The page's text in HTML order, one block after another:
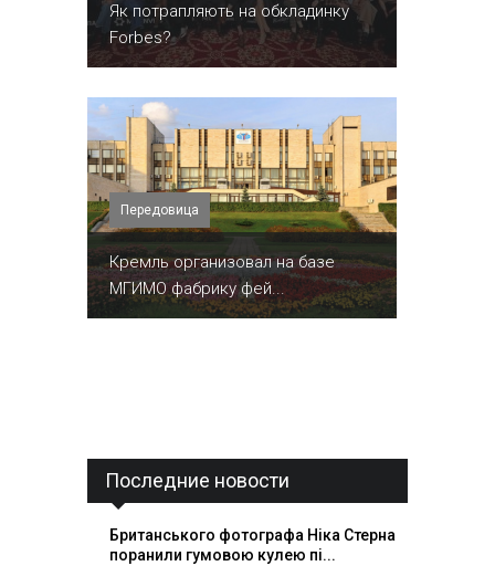
​Як потрапляють на обкладинку
Forbes?
Передовица
Кремль организовал на базе
МГИМО фабрику фей...
Последние новости
Британського фотографа Ніка Стерна
поранили гумовою кулею пі...